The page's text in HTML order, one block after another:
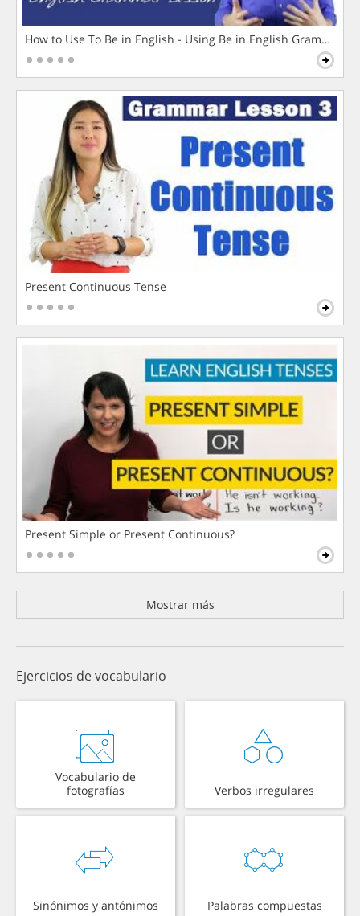
How to Use To Be in English - Using Be in English Grammar
Present Continuous Tense
Present Simple or Present Continuous?
Mostrar más
Ejercicios de vocabulario
Vocabulario de
fotografías
Verbos irregulares
Sinónimos y antónimos Palabras compuestas